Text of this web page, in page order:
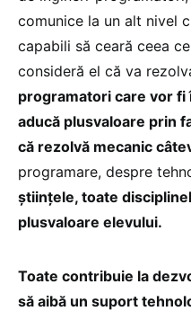
comunice la un alt nivel
capabili să ceară ceea
consideră el că va
programatori care vor fi
aducă plusvaloare prin
că rezolvă mecanic
programare, despre
științele, toate
plusvaloare elevului.
Toate contribuie la
să aibă un suport